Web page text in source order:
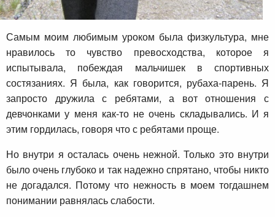
Самым моим любимым уроком была физкультура, мне
нравилось то чувство превосходства, которое я
испытывала, побеждая мальчишек в спортивных
состязаниях. Я была, как говорится, рубаха-парень. Я
запросто дружила с ребятами, а вот отношения с
девчонками у меня как-то не очень складывались. И я
этим гордилась, говоря что с ребятами проще.
Но внутри я осталась очень нежной. Только это внутри
было очень глубоко и так надежно спрятано, чтобы никто
не догадался. Потому что нежность в моем тогдашнем
понимании равнялась слабости.